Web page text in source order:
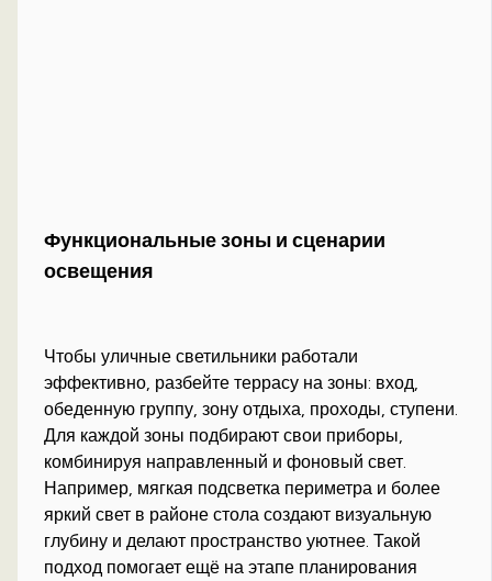
Функциональные зоны и сценарии
освещения
Чтобы уличные светильники работали
эффективно, разбейте террасу на зоны: вход,
обеденную группу, зону отдыха, проходы, ступени.
Для каждой зоны подбирают свои приборы,
комбинируя направленный и фоновый свет.
Например, мягкая подсветка периметра и более
яркий свет в районе стола создают визуальную
глубину и делают пространство уютнее. Такой
подход помогает ещё на этапе планирования